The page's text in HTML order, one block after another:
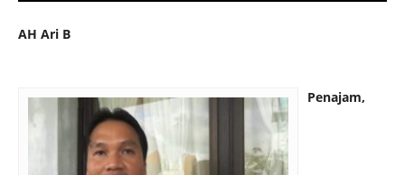
AH Ari B
Penajam,